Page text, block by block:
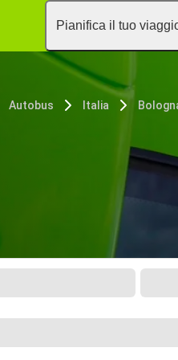
Pianifica il tuo
Autobus Italia